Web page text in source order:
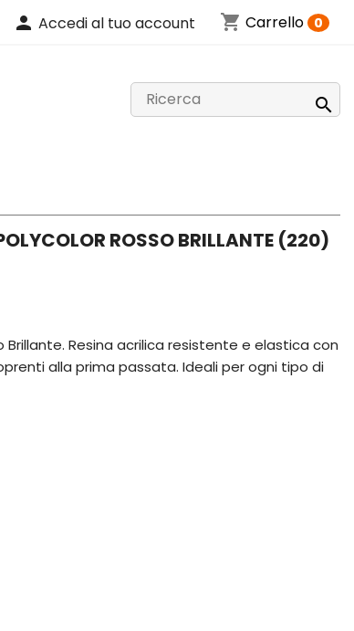
person Accedi al tuo account shopping_cart Carrello 0

ROSSO BRILLANTE (220)
Brillante. Resina acrilica resistente e elastica con
alla prima passata. Ideali per ogni tipo di